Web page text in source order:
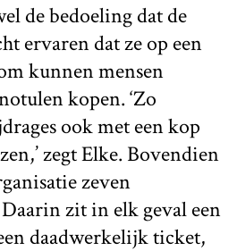
de bedoeling dat de
ervaren dat ze op een
kunnen mensen
kopen. ‘Zo
ook met een kop
zegt Elke. Bovendien
zeven
zit in elk geval een
daadwerkelijk ticket,